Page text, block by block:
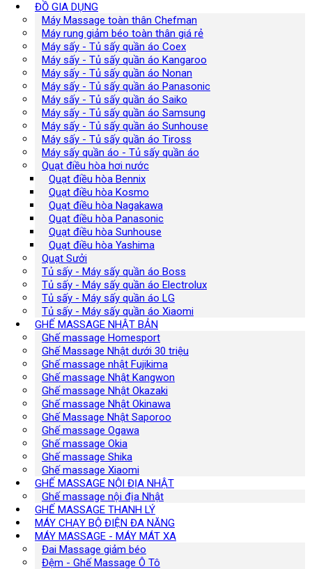
ĐỒ GIA DỤNG
Máy Massage toàn thân Chefman
Máy rung giảm béo toàn thân giá rẻ
Máy sấy - Tủ sấy quần áo Coex
Máy sấy - Tủ sấy quần áo Kangaroo
Máy sấy - Tủ sấy quần áo Nonan
Máy sấy - Tủ sấy quần áo Panasonic
Máy sấy - Tủ sấy quần áo Saiko
Máy sấy - Tủ sấy quần áo Samsung
Máy sấy - Tủ sấy quần áo Sunhouse
Máy sấy - Tủ sấy quần áo Tiross
Máy sấy quần áo - Tủ sấy quần áo
Quạt điều hòa hơi nước
Quạt điều hòa Bennix
Quạt điều hòa Kosmo
Quạt điều hòa Nagakawa
Quạt điều hòa Panasonic
Quạt điều hòa Sunhouse
Quạt điều hòa Yashima
Quạt Sưởi
Tủ sấy - Máy sấy quần áo Boss
Tủ sấy - Máy sấy quần áo Electrolux
Tủ sấy - Máy sấy quần áo LG
Tủ sấy - Máy sấy quần áo Xiaomi
GHẾ MASSAGE NHẬT BẢN
Ghế massage Homesport
Ghế Massage Nhật dưới 30 triệu
Ghế massage nhật Fujikima
Ghế massage Nhật Kangwon
Ghế massage Nhật Okazaki
Ghế massage Nhật Okinawa
Ghế Massage Nhật Saporoo
Ghế massage Ogawa
Ghế massage Okia
Ghế massage Shika
Ghế massage Xiaomi
GHẾ MASSAGE NỘI ĐỊA NHẬT
Ghế massage nội địa Nhật
GHẾ MASSAGE THANH LÝ
MÁY CHẠY BỘ ĐIỆN ĐA NĂNG
MÁY MASSAGE - MÁY MÁT XA
Đai Massage giảm béo
Đệm - Ghế Massage Ô Tô